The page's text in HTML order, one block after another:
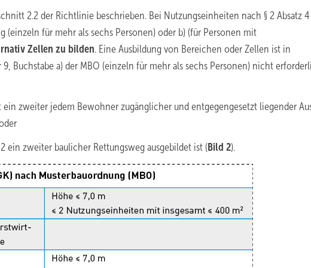
2.2 der Richtlinie beschrieben. Bei Nutzungseinheiten nach § 2 Absatz 4
(einzeln für mehr als sechs Personen) oder b) (für Personen mit
Zellen zu bilden. Eine Ausbildung von Bereichen oder Zellen ist in
Buchstabe a) der MBO (einzeln für mehr als sechs Personen) nicht
zweiter jedem Bewohner zugänglicher und entgegengesetzt liegender
zweiter baulicher Rettungsweg ausgebildet ist (Bild 2).